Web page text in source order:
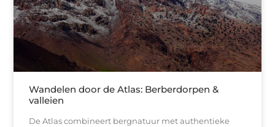
Wandelen door de Atlas: Berberdorpen &
valleien
De Atlas combineert bergnatuur met authentieke